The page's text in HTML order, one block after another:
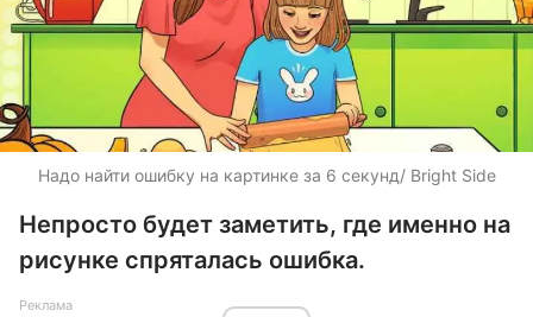
Надо найти ошибку на картинке за 6 секунд/ Bright Side
Непросто будет заметить, где именно на
рисунке спряталась ошибка.
Реклама